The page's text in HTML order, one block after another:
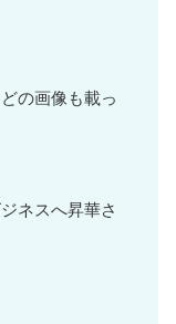
の画像も載っ
ネスへ昇華さ